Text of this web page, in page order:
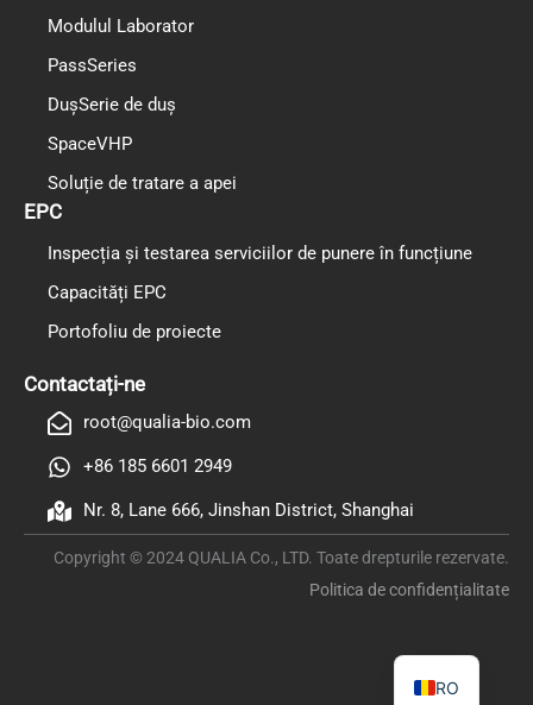
Modulul Laborator
PassSeries
DușSerie de duș
SpaceVHP
Soluție de tratare a apei
EPC
Inspecția și testarea serviciilor de punere în funcțiune
Capacități EPC
Portofoliu de proiecte
Contactați-ne
root@qualia-bio.com
+86 185 6601 2949
Nr. 8, Lane 666, Jinshan District, Shanghai
Copyright © 2024 QUALIA Co., LTD. Toate drepturile rezervate.
Politica de confidențialitate
RO
KO
IT